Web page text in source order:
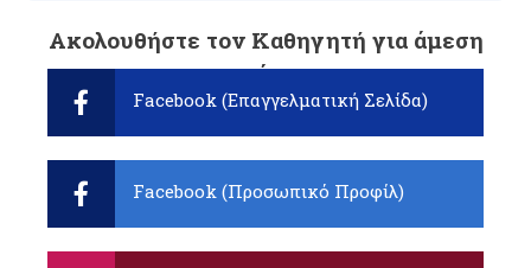
Ακολουθήστε τον Καθηγητή για άμεση
ενημέρωση:
Facebook (Επαγγελματική Σελίδα)
Facebook (Προσωπικό Προφίλ)